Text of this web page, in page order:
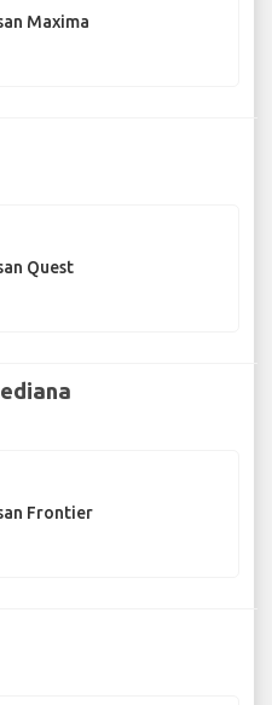
Maxima
Quest
Frontier